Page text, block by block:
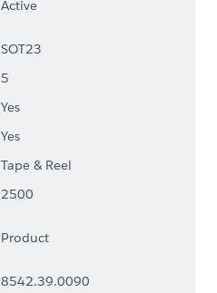
Active
SOT23
5
Yes
Yes
Tape & Reel
2500
Product
8542.39.0090